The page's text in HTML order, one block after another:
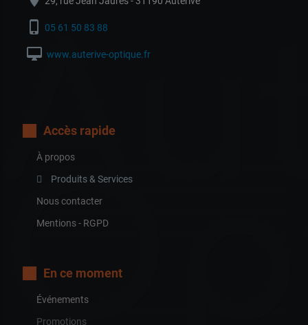
phone_iphone 05 61 50 83 88
desktop_mac www.auterive-optique.fr
Accès rapide
À propos
Produits & Services
Nous contacter
Mentions - RGPD
En ce moment
Événements
Promotions